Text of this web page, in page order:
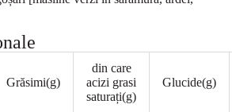
Grăsimi(g)
din care
acizi grasi
saturați(g)
Glucide(g)